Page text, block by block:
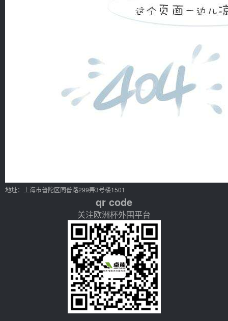
地址：上海市普陀区同普路299弄3号楼1501
qr code
关注欧洲杯外围平台